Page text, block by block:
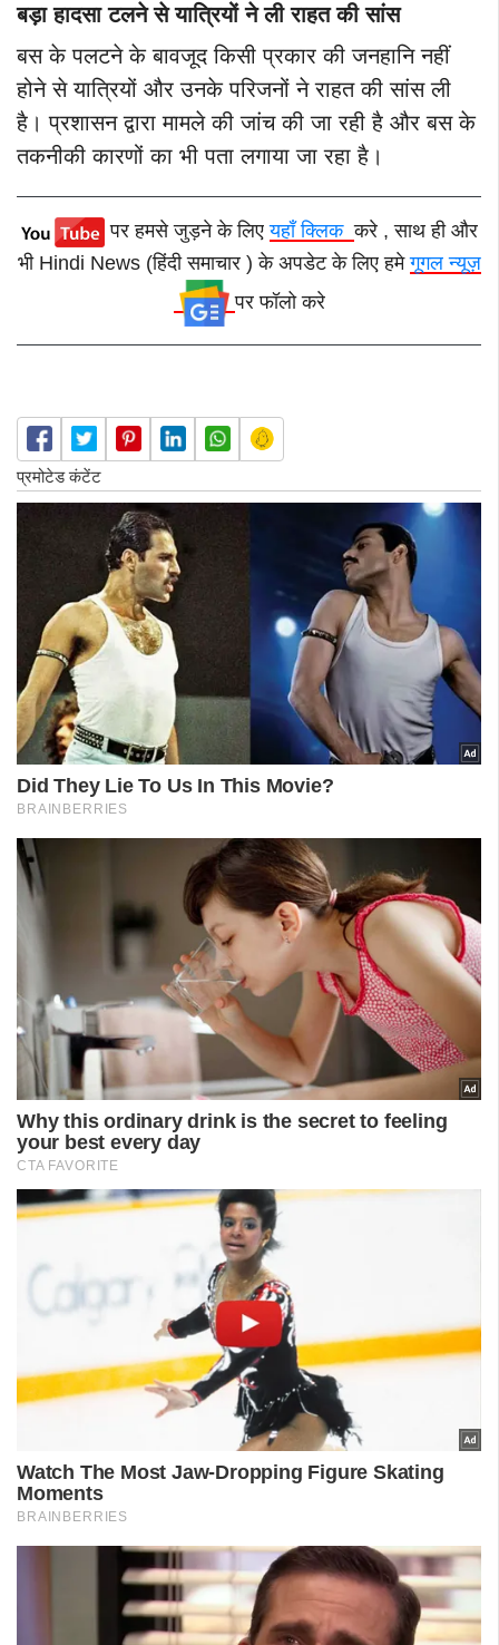
बड़ा हादसा टलने से यात्रियों ने ली राहत की सांस
बस के पलटने के बावजूद किसी प्रकार की जनहानि नहीं
होने से यात्रियों और उनके परिजनों ने राहत की सांस ली
है। प्रशासन द्वारा मामले की जांच की जा रही है और बस के
तकनीकी कारणों का भी पता लगाया जा रहा है।
पर हमसे जुड़ने के लिएयहाँ क्लिककरे , साथ ही और
भी Hindi News (हिंदी समाचार ) के अपडेट के लिए हमेगूगल न्यूज़
पर फॉलो करे